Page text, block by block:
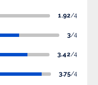
1.92/4
3/4
3.42/4
3.75/4